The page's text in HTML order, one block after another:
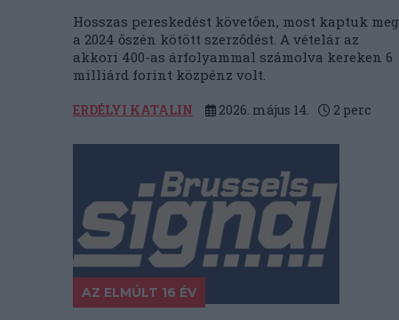
Hosszas pereskedést követően, most kaptuk meg
a 2024 őszén kötött szerződést. A vételár az
akkori 400-as árfolyammal számolva kereken 6
milliárd forint közpénz volt.
ERDÉLYI KATALIN 2026. május 14. 2 perc
AZ ELMÚLT 16 ÉV